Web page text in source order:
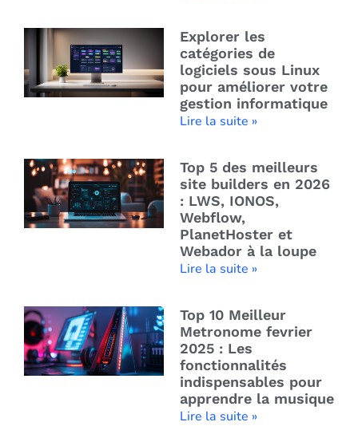
Explorer les
catégories de
logiciels sous Linux
pour améliorer votre
gestion informatique
Lire la suite »
Top 5 des meilleurs
site builders en 2026
: LWS, IONOS,
Webflow,
PlanetHoster et
Webador à la loupe
Lire la suite »
Top 10 Meilleur
Metronome fevrier
2025 : Les
fonctionnalités
indispensables pour
apprendre la musique
Lire la suite »